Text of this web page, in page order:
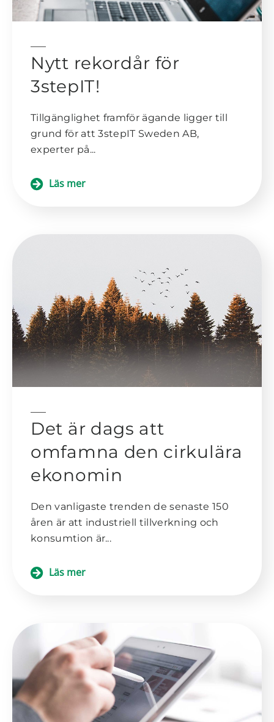
Nytt rekordår för
3stepIT!
Tillgänglighet framför ägande ligger till
grund för att 3stepIT Sweden AB,
experter på...
Läs mer
Det är dags att
omfamna den cirkulära
ekonomin
Den vanligaste trenden de senaste 150
åren är att industriell tillverkning och
konsumtion är...
Läs mer